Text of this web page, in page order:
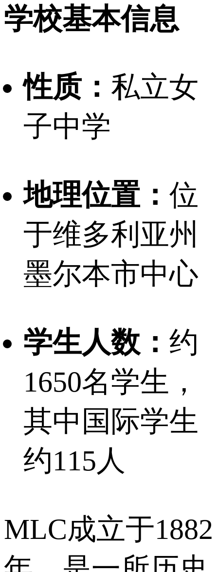
学校基本信息
性质： 私立女
子中学
地理位置： 位
于维多利亚州
墨尔本市中心
学生人数： 约
1650名学生，
其中国际学生
约115人
MLC成立于1882